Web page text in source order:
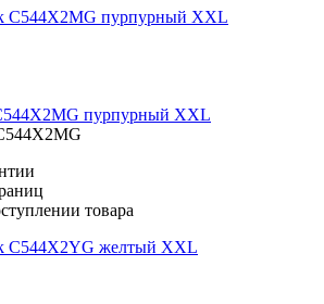
пурпурный XXL
товара